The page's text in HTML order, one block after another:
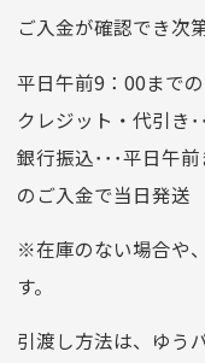
預金種目
普
口座番号
口座名義
株
クレジットカー
選びいただけない
ご入金が確認でき次
平日午前9：00まで
クレジット・代引き
銀行振込･･･平日午
のご入金で当日発送
※在庫のない場合や
す。
引渡し方法は、ゆう